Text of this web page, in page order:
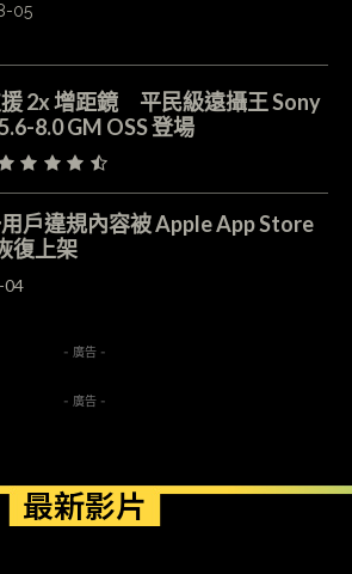
05
2x 增距鏡 平民級遠攝王 Sony
8.0 GM OSS 登場
戶違規內容被 Apple App Store
復上架
04
- 廣告 -
- 廣告 -
最新影片